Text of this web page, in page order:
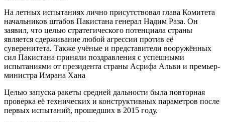
На летных испытаниях лично присутствовал глава Комитета
начальников штабов Пакистана генерал Надим Раза. Он
заявил, что целью стратегического потенциала страны
является сдерживание любой агрессии против её
суверенитета. Также учёные и представители вооружённых
сил Пакистана приняли поздравления с успешными
испытаниями от президента страны Асрифа Альви и премьер-
министра Имрана Хана
Целью запуска ракеты средней дальности была повторная
проверка её технических и конструктивных параметров после
первых испытаний, прошедших в 2015 году.